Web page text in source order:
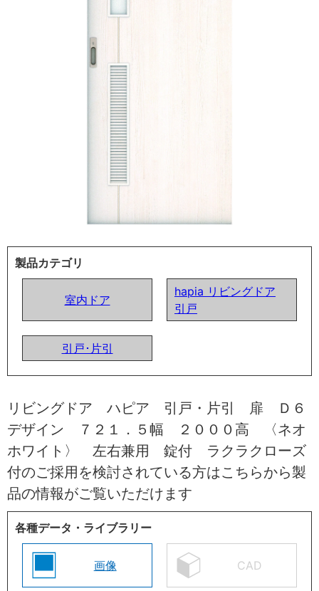
製品カテゴリ
室内ドア
hapia リビングドア
引戸
引戸･片引
リビングドア ハピア 引戸・片引 扉 Ｄ６
デザイン ７２１．５幅 ２０００高 〈ネオ
ホワイト〉 左右兼用 錠付 ラクラクローズ
付のご採用を検討されている方はこちらから製
品の情報がご覧いただけます
各種データ・ライブラリー
画像 CAD